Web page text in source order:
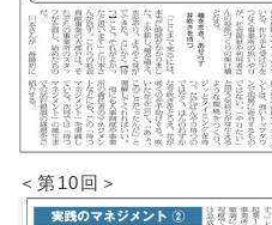
＜第10回＞